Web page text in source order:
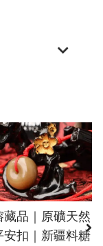
藏品｜原礦天然
安扣｜新疆料糖